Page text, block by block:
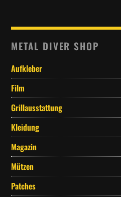
METAL DIVER SHOP
Aufkleber
Film
Grillausstattung
Kleidung
Magazin
Mützen
Patches